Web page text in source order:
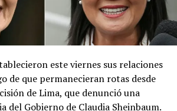
población mantenerse atenta a la
sobre las condiciones
el llamado a consultar los
MARN y adoptar las medidas de
para reducir los efectos de este
este viernes sus relaciones
de que permanecieran rotas desde
de Lima, que denunció una
del Gobierno de Claudia Sheinbaum.